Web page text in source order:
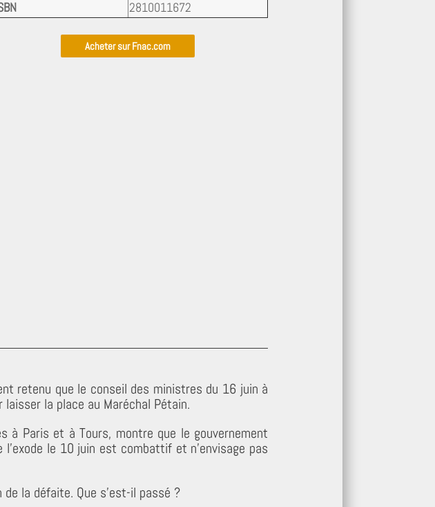
2810011672
Acheter sur Fnac.com
retenu que le conseil des ministres du 16 juin à
laisser la place au Maréchal Pétain.
Paris et à Tours, montre que le gouvernement
le 10 juin est combattif et n’envisage pas
la défaite. Que s’est-il passé ?